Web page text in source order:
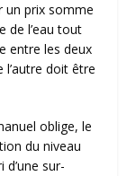
un prix somme
de l’eau tout
entre les deux
l’autre doit être
oblige, le
du niveau
d’une sur-